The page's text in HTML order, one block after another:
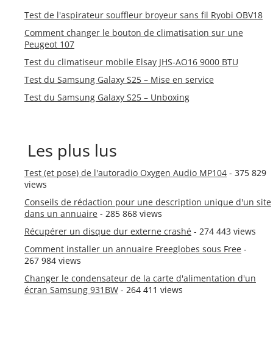
Test de l'aspirateur souffleur broyeur sans fil Ryobi OBV18
Comment changer le bouton de climatisation sur une
Peugeot 107
Test du climatiseur mobile Elsay JHS-AO16 9000 BTU
Test du Samsung Galaxy S25 – Mise en service
Test du Samsung Galaxy S25 – Unboxing
Les plus lus
Test (et pose) de l'autoradio Oxygen Audio MP104 - 375 829
views
Conseils de rédaction pour une description unique d'un site
dans un annuaire - 285 868 views
Récupérer un disque dur externe crashé - 274 443 views
Comment installer un annuaire Freeglobes sous Free -
267 984 views
Changer le condensateur de la carte d'alimentation d'un
écran Samsung 931BW - 264 411 views